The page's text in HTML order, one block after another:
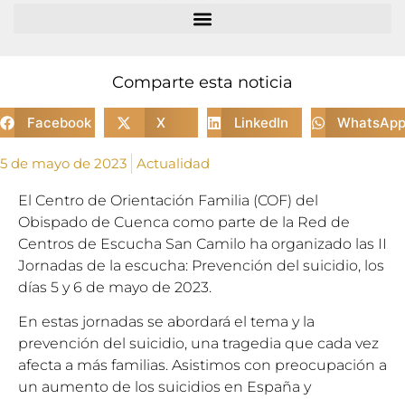
Comparte esta noticia
Facebook X LinkedIn WhatsApp
5 de mayo de 2023 Actualidad
El Centro de Orientación Familia (COF) del
Obispado de Cuenca como parte de la Red de
Centros de Escucha San Camilo ha organizado las II
Jornadas de la escucha: Prevención del suicidio, los
días 5 y 6 de mayo de 2023.
En estas jornadas se abordará el tema y la
prevención del suicidio, una tragedia que cada vez
afecta a más familias. Asistimos con preocupación a
un aumento de los suicidios en España y